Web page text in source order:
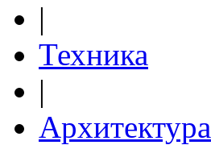
|
Техника
|
Архитектура